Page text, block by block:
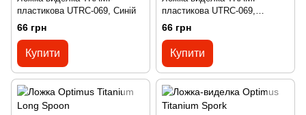
пластикова UTRC-069, Синій
66 грн
Купити
пластикова UTRC-069,
Червоний
66 грн
Купити